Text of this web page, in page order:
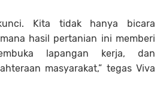
Kita tidak hanya bicara
hasil pertanian ini memberi
lapangan kerja, dan
masyarakat,” tegas Viva